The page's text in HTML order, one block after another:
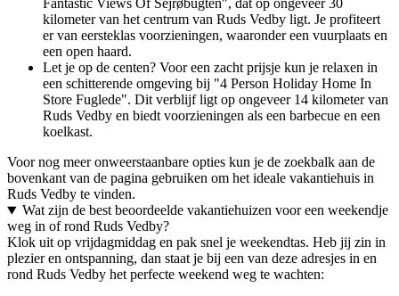
Fantastic Views Of Sejrøbugten", dat op ongeveer 30
kilometer van het centrum van Ruds Vedby ligt. Je profiteert
er van eersteklas voorzieningen, waaronder een vuurplaats en
een open haard.
Let je op de centen? Voor een zacht prijsje kun je relaxen in
een schitterende omgeving bij "4 Person Holiday Home In
Store Fuglede". Dit verblijf ligt op ongeveer 14 kilometer van
Ruds Vedby en biedt voorzieningen als een barbecue en een
koelkast.
Voor nog meer onweerstaanbare opties kun je de zoekbalk aan de
bovenkant van de pagina gebruiken om het ideale vakantiehuis in
Ruds Vedby te vinden.
Wat zijn de best beoordeelde vakantiehuizen voor een weekendje
weg in of rond Ruds Vedby?
Klok uit op vrijdagmiddag en pak snel je weekendtas. Heb jij zin in
plezier en ontspanning, dan staat je bij een van deze adresjes in en
rond Ruds Vedby het perfecte weekend weg te wachten: